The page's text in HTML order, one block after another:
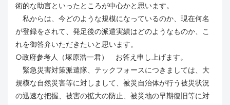
術的な助言といったところが中心かと思います。
私からは、今どのような規模になっているのか、現在何名
が登録をされて、発足後の派遣実績はどのようなものか、こ
れを御答弁いただきたいと思います。
○政府参考人（塚原浩一君） お答え申し上げます。
緊急災害対策派遣隊、テックフォースにつきましては、大
規模な自然災害等に対しまして、被災自治体が行う被災状況
の迅速な把握、被害の拡大の防止、被災地の早期復旧等に対